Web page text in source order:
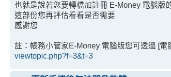
也就是說若您要轉檔加註冊 E-Money 電腦版
這部份您再評估看看是否需要
感謝您
註：帳務小管家E-Money 電腦版您可透過 [
viewtopic.php?f=3&t=3